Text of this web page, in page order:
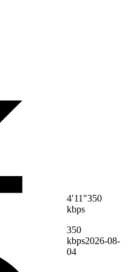
4′11″350
kbps
350
kbps2026-08-
04